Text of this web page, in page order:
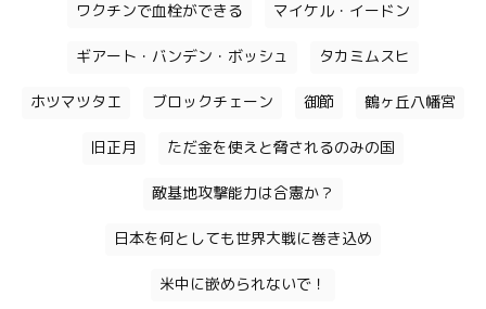
ワクチンで血栓ができる マイケル・イードン
ギアート・バンデン・ボッシュ タカミムスヒ
ホツマツタエ ブロックチェーン 御節 鶴ヶ丘八幡宮
旧正月 ただ金を使えと脅されるのみの国
敵基地攻撃能力は合憲か？
日本を何としても世界大戦に巻き込め
米中に嵌められないで！